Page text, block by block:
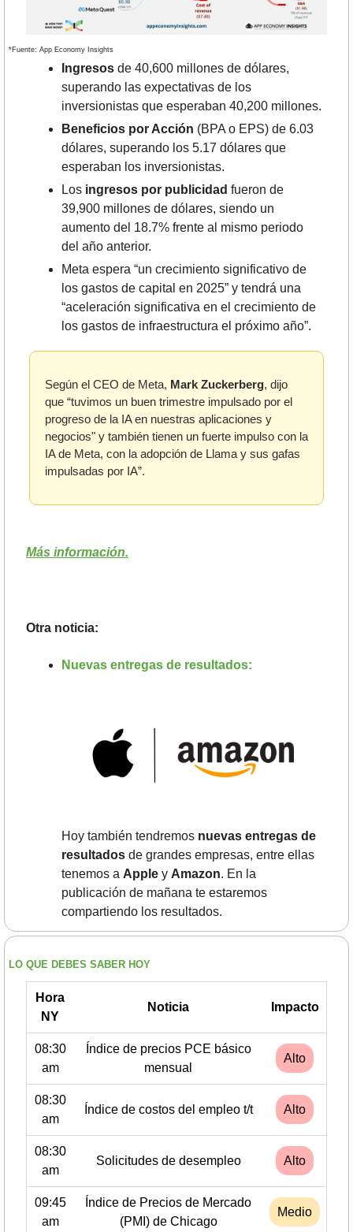
*Fuente: App Economy Insights
Ingresos de 40,600 millones de dólares,
superando las expectativas de los
inversionistas que esperaban 40,200 millones.
Beneficios por Acción (BPA o EPS) de 6.03
dólares, superando los 5.17 dólares que
esperaban los inversionistas.
Los ingresos por publicidad fueron de
39,900 millones de dólares, siendo un
aumento del 18.7% frente al mismo periodo
del año anterior.
Meta espera “un crecimiento significativo de
los gastos de capital en 2025” y tendrá una
“aceleración significativa en el crecimiento de
los gastos de infraestructura el próximo año”.
Según el CEO de Meta, Mark Zuckerberg, dijo
que “tuvimos un buen trimestre impulsado por el
progreso de la IA en nuestras aplicaciones y
negocios" y también tienen un fuerte impulso con la
IA de Meta, con la adopción de Llama y sus gafas
impulsadas por IA”.
Más información.
Otra noticia:
Nuevas entregas de resultados:
Hoy también tendremos nuevas entregas de
resultados de grandes empresas, entre ellas
tenemos a Apple y Amazon. En la
publicación de mañana te estaremos
compartiendo los resultados.
LO QUE DEBES SABER HOY
Hora
NY
Noticia Impacto
08:30
am
Índice de precios PCE básico
mensual
Alto
08:30
am
Índice de costos del empleo t/t Alto
08:30
am
Solicitudes de desempleo Alto
09:45
am
Índice de Precios de Mercado
(PMI) de Chicago
Medio